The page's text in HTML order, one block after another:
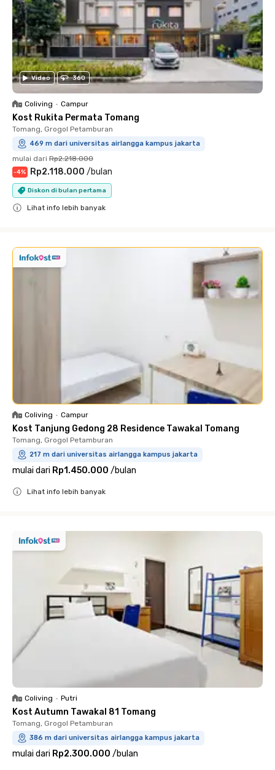
Video 360
Coliving • Campur
Kost Rukita Permata Tomang
Tomang, Grogol Petamburan
469 m dari universitas airlangga kampus jakarta
mulai dari Rp2.218.000
-4% Rp2.118.000 /bulan
Diskon di bulan pertama
Lihat info lebih banyak
Coliving • Campur
Kost Tanjung Gedong 28 Residence Tawakal Tomang
Tomang, Grogol Petamburan
217 m dari universitas airlangga kampus jakarta
mulai dari Rp1.450.000 /bulan
Lihat info lebih banyak
Coliving • Putri
Kost Autumn Tawakal 81 Tomang
Tomang, Grogol Petamburan
386 m dari universitas airlangga kampus jakarta
mulai dari Rp2.300.000 /bulan